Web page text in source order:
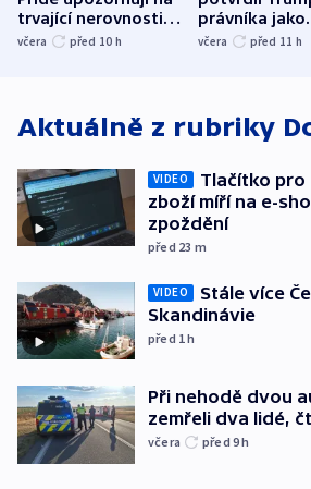
trvající nerovnosti i
společenskou
včera před 10 h
právníka jako
ministra
včera před 11 h
Aktuálně z rubriky
VIDEO
Tlačítko pro
zboží míří na e-
zpoždění
před 23 m
VIDEO
Stále více
Skandinávie
před 1h
Při nehodě dvou
zemřeli dva lidé,
včera před 9h